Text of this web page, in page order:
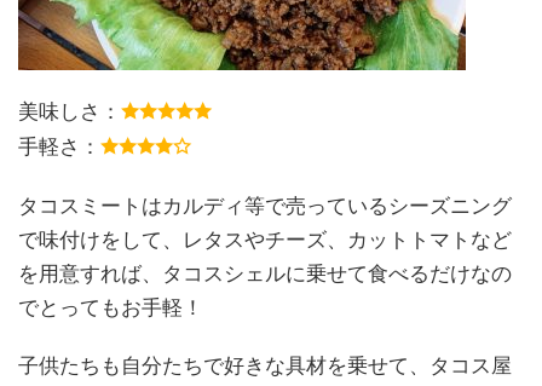
美味しさ：
手軽さ：
タコスミートはカルディ等で売っているシーズニング
で味付けをして、レタスやチーズ、カットトマトなど
を用意すれば、タコスシェルに乗せて食べるだけなの
でとってもお手軽！
子供たちも自分たちで好きな具材を乗せて、タコス屋